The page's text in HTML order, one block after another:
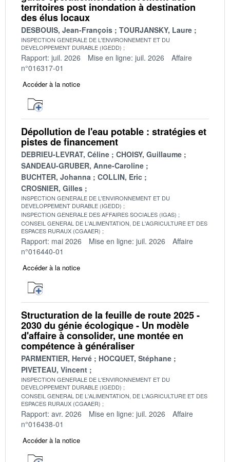
territoires post inondation à destination
des élus locaux
DESBOUIS, Jean-François TOURJANSKY, Laure
INSPECTION GENERALE DE L'ENVIRONNEMENT ET DU
DEVELOPPEMENT DURABLE (IGEDD)
Rapport: juil. 2026 Mise en ligne: juil. 2026
Affaire
n°016317-01
Accéder à la notice
Dépollution de l'eau potable : stratégies et
pistes de financement
DEBRIEU-LEVRAT, Céline
CHOISY, Guillaume
SANDEAU-GRUBER, Anne-Caroline
BUCHTER, Johanna
COLLIN, Eric
CROSNIER, Gilles
INSPECTION GENERALE DE L'ENVIRONNEMENT ET DU
DEVELOPPEMENT DURABLE (IGEDD)
INSPECTION GENERALE DES AFFAIRES SOCIALES (IGAS)
CONSEIL GENERAL DE L'ALIMENTATION, DE L'AGRICULTURE ET DES
ESPACES RURAUX (CGAAER)
Rapport: mai 2026 Mise en ligne: juil. 2026
Affaire
n°016440-01
Accéder à la notice
Structuration de la feuille de route 2025 -
2030 du génie écologique - Un modèle
d'affaire à consolider, une montée en
compétence à généraliser
PARMENTIER, Hervé
HOCQUET, Stéphane
PIVETEAU, Vincent
INSPECTION GENERALE DE L'ENVIRONNEMENT ET DU
DEVELOPPEMENT DURABLE (IGEDD)
CONSEIL GENERAL DE L'ALIMENTATION, DE L'AGRICULTURE ET DES
ESPACES RURAUX (CGAAER)
Rapport: avr. 2026 Mise en ligne: juil. 2026
Affaire
n°016438-01
Accéder à la notice